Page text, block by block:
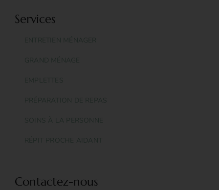
Services
ENTRETIEN MÉNAGER
GRAND MÉNAGE
EMPLETTES
PRÉPARATION DE REPAS
SOINS À LA PERSONNE
RÉPIT PROCHE AIDANT
Contactez-nous